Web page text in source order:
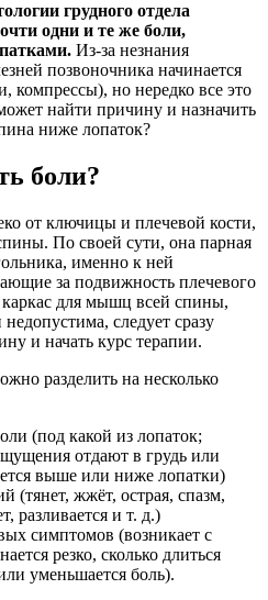
грудного отдела
одни и те же боли,
Из-за незнания
позвоночника начинается
компрессы), но нередко все это
найти причину и назначить
ниже лопаток?
боли?
от ключицы и плечевой кости,
По своей сути, она парная
именно к ней
за подвижность плечевого
каркас для мышц всей спины,
следует сразу
и начать курс терапии.
разделить на несколько
(под какой из лопаток;
отдают в грудь или
выше или ниже лопатки)
(тянет, жжёт, острая, спазм,
разливается и т. д.)
симптомов (возникает с
резко, сколько длиться
уменьшается боль).